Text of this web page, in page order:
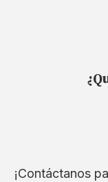
¡Contáctanos